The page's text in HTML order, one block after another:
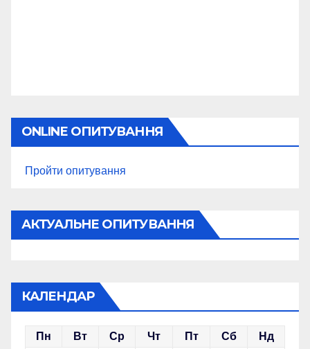
ONLINE ОПИТУВАННЯ
Пройти опитування
АКТУАЛЬНЕ ОПИТУВАННЯ
КАЛЕНДАР
Пн Вт Ср Чт Пт Сб Нд